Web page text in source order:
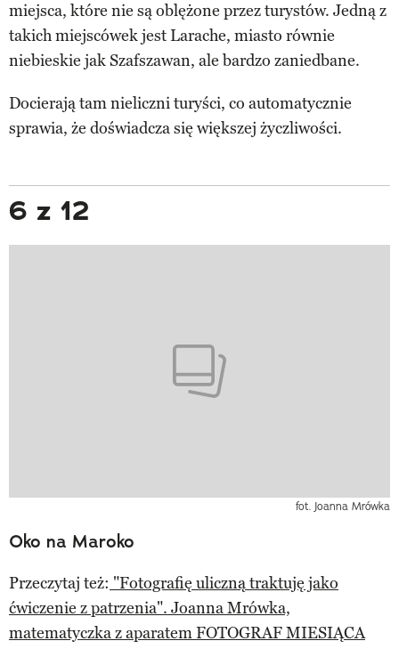
miejsca, które nie są oblężone przez turystów. Jedną z
takich miejscówek jest Larache, miasto równie
niebieskie jak Szafszawan, ale bardzo zaniedbane.
Docierają tam nieliczni turyści, co automatycznie
sprawia, że doświadcza się większej życzliwości.
6 z 12
fot. Joanna Mrówka
Oko na Maroko
Przeczytaj też: "Fotografię uliczną traktuję jako
ćwiczenie z patrzenia". Joanna Mrówka,
matematyczka z aparatem FOTOGRAF MIESIĄCA